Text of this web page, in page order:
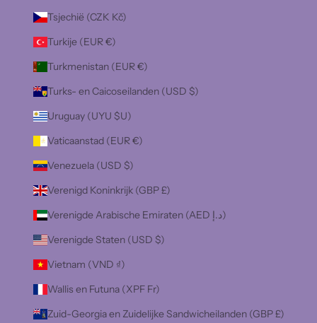
Tsjechië (CZK Kč)
Turkije (EUR €)
Turkmenistan (EUR €)
Turks- en Caicoseilanden (USD $)
Uruguay (UYU $U)
Vaticaanstad (EUR €)
Venezuela (USD $)
Verenigd Koninkrijk (GBP £)
Verenigde Arabische Emiraten (AED د.إ)
Verenigde Staten (USD $)
Vietnam (VND ₫)
Wallis en Futuna (XPF Fr)
Zuid-Georgia en Zuidelijke Sandwicheilanden (GBP £)